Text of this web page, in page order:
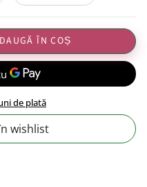
ÎN COȘ
de plată
wishlist